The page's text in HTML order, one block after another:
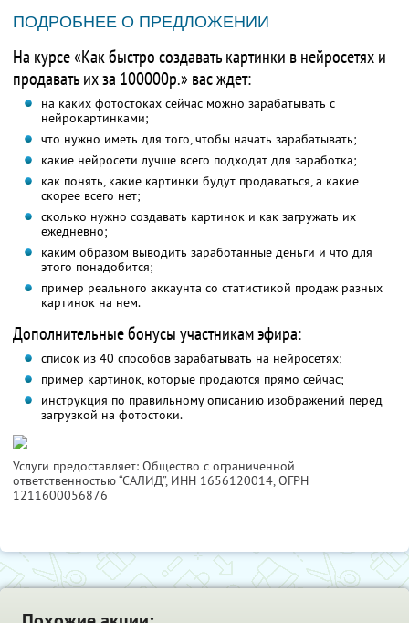
ПОДРОБНЕЕ О ПРЕДЛОЖЕНИИ
На курсе «Как быстро создавать картинки в нейросетях и
продавать их за 100000р.» вас ждет:
на каких фотостоках сейчас можно зарабатывать с
нейрокартинками;
что нужно иметь для того, чтобы начать зарабатывать;
какие нейросети лучше всего подходят для заработка;
как понять, какие картинки будут продаваться, а какие
скорее всего нет;
сколько нужно создавать картинок и как загружать их
ежедневно;
каким образом выводить заработанные деньги и что для
этого понадобится;
пример реального аккаунта со статистикой продаж разных
картинок на нем.
Дополнительные бонусы участникам эфира:
список из 40 способов зарабатывать на нейросетях;
пример картинок, которые продаются прямо сейчас;
инструкция по правильному описанию изображений перед
загрузкой на фотостоки.
Услуги предоставляет: Общество с ограниченной
ответственностью “САЛИД”, ИНН 1656120014, ОГРН
1211600056876